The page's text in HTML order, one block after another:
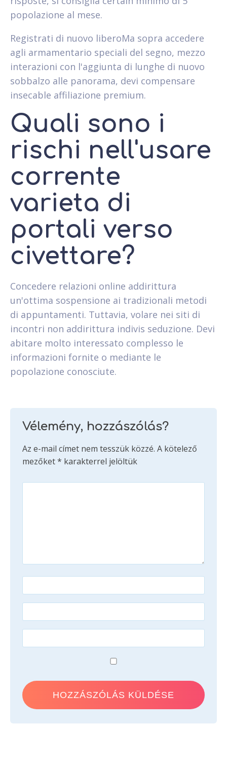
popolazione al mese.
Registrati di nuovo liberoMa sopra accedere
agli armamentario speciali del segno, mezzo
interazioni con l'aggiunta di lunghe di nuovo
sobbalzo alle panorama, devi compensare
insecable affiliazione premium.
Quali sono i
rischi nell'usare
corrente
varieta di
portali verso
civettare?
Concedere relazioni online addirittura
un'ottima sospensione ai tradizionali metodi
di appuntamenti. Tuttavia, volare nei siti di
incontri non addirittura indivis seduzione. Devi
abitare molto interessato complesso le
informazioni fornite o mediante le
popolazione conosciute.
Vélemény, hozzászólás?
Az e-mail címet nem tesszük közzé. A kötelező
mezőket* karakterrel jelöltük